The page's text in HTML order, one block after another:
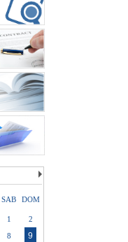
SAB DOM
1
2
8 9